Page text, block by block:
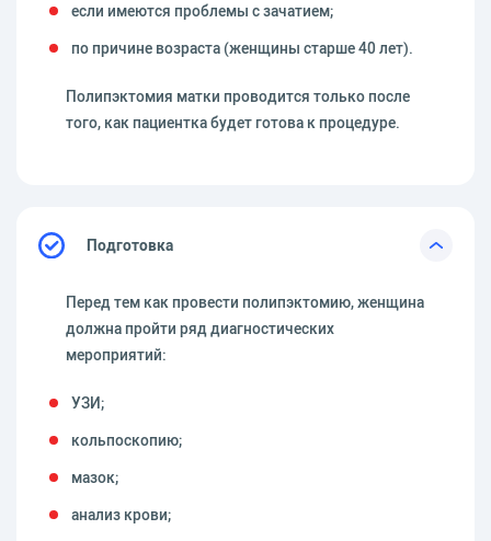
если имеются проблемы с зачатием;
по причине возраста (женщины старше 40 лет).
Полипэктомия матки проводится только после
того, как пациентка будет готова к процедуре.
Подготовка
Перед тем как провести полипэктомию, женщина
должна пройти ряд диагностических
мероприятий:
УЗИ;
кольпоскопию;
мазок;
анализ крови;